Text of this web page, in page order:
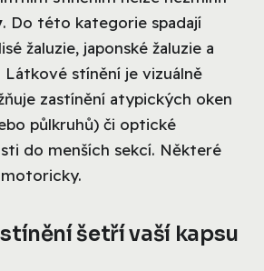
. Do této kategorie spadají
žaluzie, japonské žaluzie a
Látkové stínění je vizuálně
zastínění atypických oken
půlkruhů) či optické
do menších sekcí. Některé
šetří vaší kapsu